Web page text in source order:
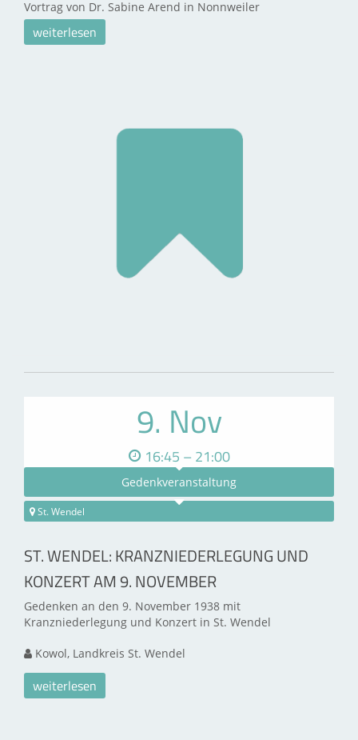
Vortrag von Dr. Sabine Arend in Nonnweiler
weiterlesen
9. Nov
16:45 – 21:00
Gedenkveranstaltung
St. Wendel
ST. WENDEL: KRANZNIEDERLEGUNG UND
KONZERT AM 9. NOVEMBER
Gedenken an den 9. November 1938 mit
Kranzniederlegung und Konzert in St. Wendel
Kowol, Landkreis St. Wendel
weiterlesen